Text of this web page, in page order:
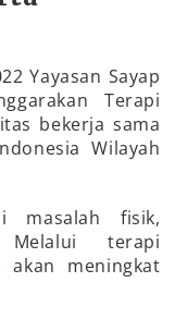
Yayasan Sayap
Terapi
bekerja sama
Wilayah
masalah fisik,
terapi
meningkat